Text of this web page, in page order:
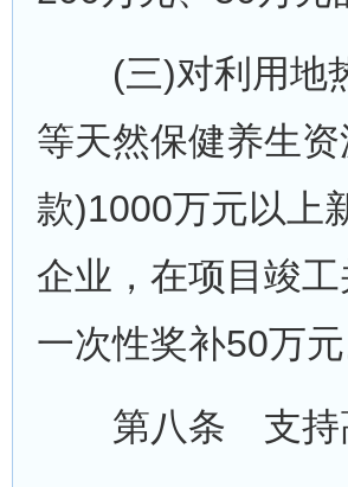
(三)对利用地热
等天然保健养生
款)1000万元以上
企业，在项目竣
一次性奖补50万元
第八条 支持